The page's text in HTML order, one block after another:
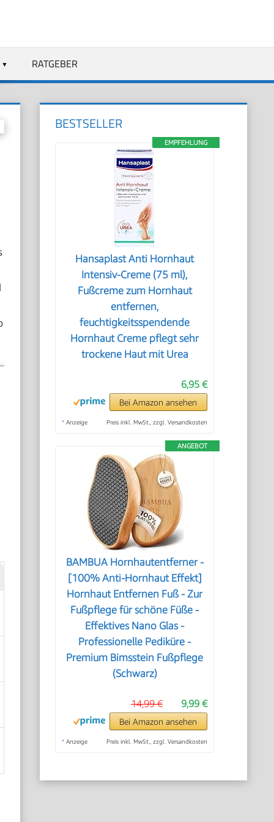
RATGEBER
BESTSELLER
EMPFEHLUNG
Hansaplast Anti Hornhaut
Intensiv-Creme (75 ml),
Fußcreme zum Hornhaut
entfernen,
feuchtigkeitsspendende
Hornhaut Creme pflegt sehr
trockene Haut mit Urea
6,95 €
Bei Amazon ansehen
* Anzeige Preis inkl. MwSt., zzgl. Versandkosten
ANGEBOT
BAMBUA Hornhautentferner -
[100% Anti-Hornhaut Effekt]
Hornhaut Entfernen Fuß - Zur
Fußpflege für schöne Füße -
Effektives Nano Glas -
Professionelle Pediküre -
Premium Bimsstein Fußpflege
(Schwarz)
9,99 €
14,99 €
Bei Amazon ansehen
* Anzeige Preis inkl. MwSt., zzgl. Versandkosten